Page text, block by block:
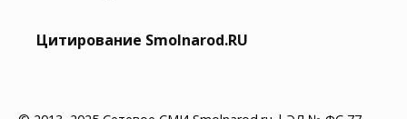
Цитирование Smolnarod.RU